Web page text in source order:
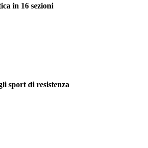
in 16 sezioni
sport di resistenza